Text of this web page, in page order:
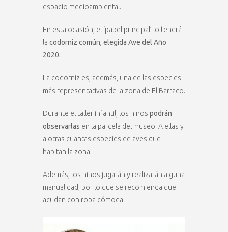
espacio medioambiental.
En esta ocasión, el ‘papel principal’ lo tendrá
la codorniz común, elegida Ave del Año
2020.
La codorniz es, además, una de las especies
más representativas de la zona de El Barraco.
Durante el taller infantil, los niños podrán
observarlas en la parcela del museo. A ellas y
a otras cuantas especies de aves que
habitan la zona.
Además, los niños jugarán y realizarán alguna
manualidad, por lo que se recomienda que
acudan con ropa cómoda.